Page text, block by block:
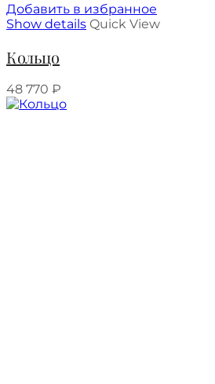
Добавить в избранное
Show details Quick View
Кольцо
48 770 ₽